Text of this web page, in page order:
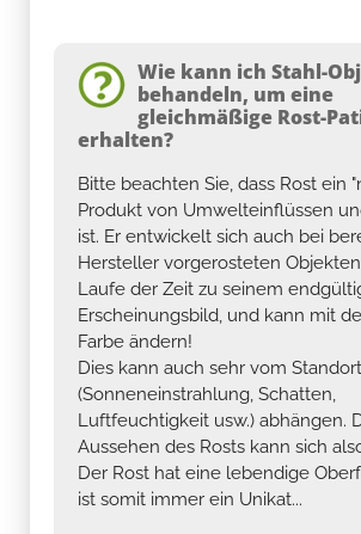
Wie kann ich Stahl-
behandeln, um eine
gleichmäßige Rost-
erhalten?
Bitte beachten Sie, dass Rost ein
Produkt von Umwelteinflüssen
ist. Er entwickelt sich auch bei
Hersteller vorgerosteten
Laufe der Zeit zu seinem
Erscheinungsbild, und kann mit
Farbe ändern!
Dies kann auch sehr vom Standort
(Sonneneinstrahlung, Schatten,
Luftfeuchtigkeit usw.) abhängen.
Aussehen des Rosts kann sich
Der Rost hat eine lebendige
ist somit immer ein Unikat...